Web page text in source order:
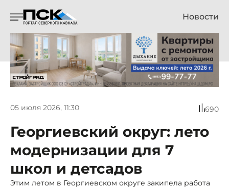
Новости
05 июля 2026, 11:30 690
Георгиевский округ: лето
модернизации для 7
школ и детсадов
Этим летом в Георгиевском округе закипела работа